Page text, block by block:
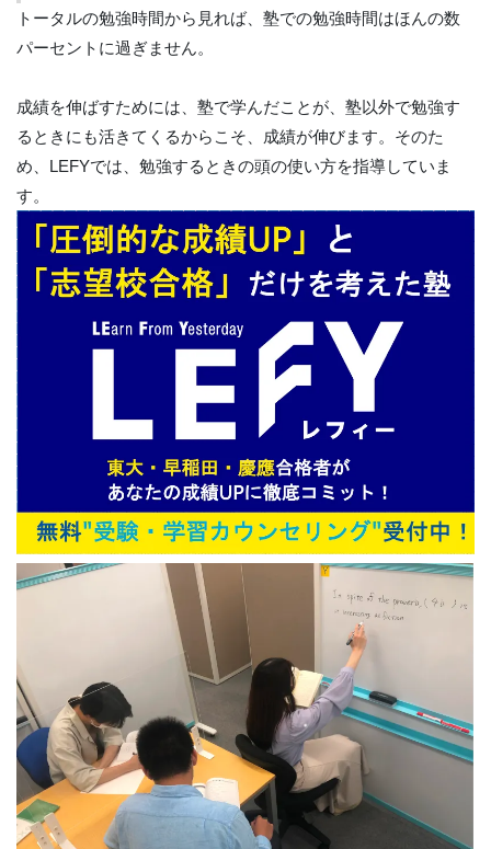
トータルの勉強時間から見れば、塾での勉強時間はほんの数
パーセントに過ぎません。
成績を伸ばすためには、塾で学んだことが、塾以外で勉強す
るときにも活きてくるからこそ、成績が伸びます。そのた
め、LEFYでは、勉強するときの頭の使い方を指導していま
す。